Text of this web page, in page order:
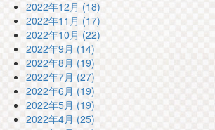
2022年12月 (18)
2022年11月 (17)
2022年10月 (22)
2022年9月 (14)
2022年8月 (19)
2022年7月 (27)
2022年6月 (19)
2022年5月 (19)
2022年4月 (25)